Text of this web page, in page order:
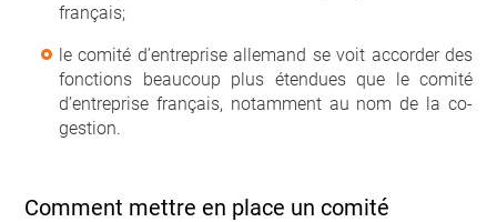
français;
le comité d’entreprise allemand se voit accorder des
fonctions beaucoup plus étendues que le comité
d’entreprise français, notamment au nom de la co-
gestion.
Comment mettre en place un comité